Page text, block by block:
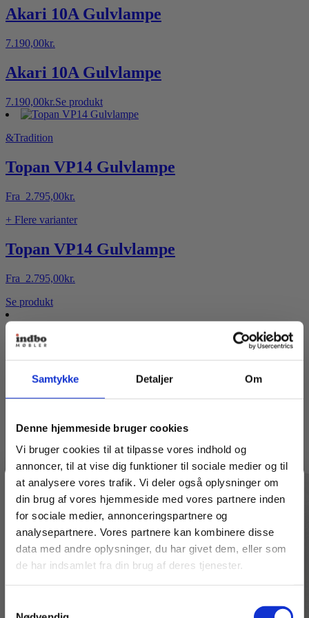
Samtykke Detaljer Om
Denne hjemmeside bruger cookies
Vi bruger cookies til at tilpasse vores indhold og
annoncer, til at vise dig funktioner til sociale medier og til
at analysere vores trafik. Vi deler også oplysninger om
din brug af vores hjemmeside med vores partnere inden
for sociale medier, annonceringspartnere og
analysepartnere. Vores partnere kan kombinere disse
data med andre oplysninger, du har givet dem, eller som
de har indsamlet fra din brug af deres tjenester.
Mulighederne
kan
på
Akari 10A Gulvlampe
7.190,00kr.
Akari 10A Gulvlampe
7.190,00kr.Se produkt
&Tradition
Topan VP14 Gulvlampe
Fra 2.795,00kr.
+ Flere varianter
Topan VP14 Gulvlampe
Fra 2.795,00kr.
Se produktDette
Mulighederne
kan
vælges
på
Spar 20% på dit første køb
Bliv medlem af Indbo Møblers kundeklub!
20% rabat på dit første køb
og modtag vores
nyhedsbrev med tilbud, nyheder, inspiration og
invitationer til eksklusive events.